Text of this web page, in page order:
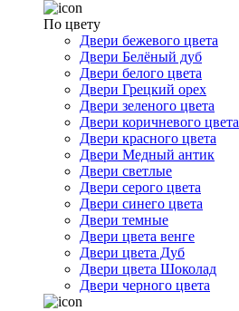
По цвету
Двери бежевого цвета
Двери Белёный дуб
Двери белого цвета
Двери Грецкий орех
Двери зеленого цвета
Двери коричневого цвета
Двери красного цвета
Двери Медный антик
Двери светлые
Двери серого цвета
Двери синего цвета
Двери темные
Двери цвета венге
Двери цвета Дуб
Двери цвета Шоколад
Двери черного цвета